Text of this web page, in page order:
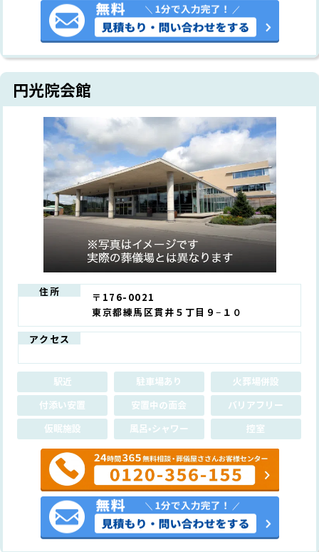
円光院会館
住所
〒176-0021
東京都練馬区貫井５丁目９−１０
アクセス
駅近 駐車場あり
火葬場併設
付添い安置
安置中の面会
バリアフリー
仮眠施設
風呂•シャワー 控室